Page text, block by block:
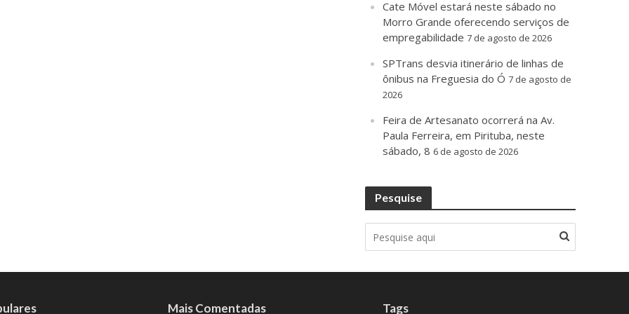
Cate Móvel estará neste sábado no
Morro Grande oferecendo serviços de
empregabilidade 7 de agosto de 2026
SPTrans desvia itinerário de linhas de
ônibus na Freguesia do Ó 7 de agosto de
2026
Feira de Artesanato ocorrerá na Av.
Paula Ferreira, em Pirituba, neste
sábado, 8 6 de agosto de 2026
Pesquise
Mais Comentadas Tags